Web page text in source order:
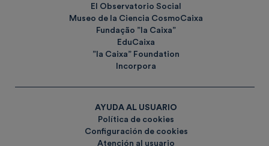
El Observatorio Social
Museo de la Ciencia CosmoCaixa
Fundação ”la Caixa”
EduCaixa
”la Caixa” Foundation
Incorpora
AYUDA AL USUARIO
Política de cookies
Configuración de cookies
Atención al usuario